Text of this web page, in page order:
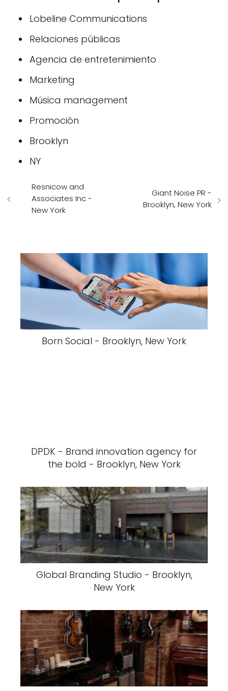
Lobeline Communications
Relaciones públicas
Agencia de entretenimiento
Marketing
Música management
Promoción
Brooklyn
NY
Resnicow and
Associates Inc -
New York
Giant Noise PR -
Brooklyn, New York
Born Social - Brooklyn, New York
DPDK - Brand innovation agency for
the bold - Brooklyn, New York
Global Branding Studio - Brooklyn,
New York